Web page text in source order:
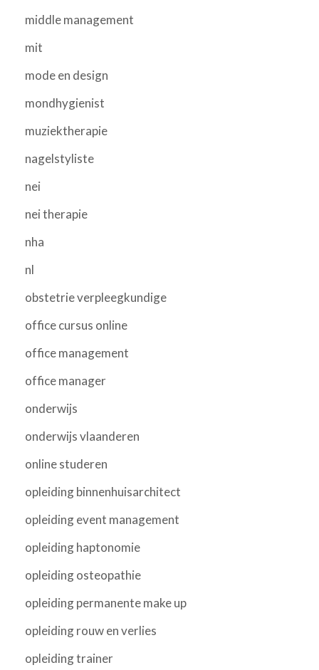
middle management
mit
mode en design
mondhygienist
muziektherapie
nagelstyliste
nei
nei therapie
nha
nl
obstetrie verpleegkundige
office cursus online
office management
office manager
onderwijs
onderwijs vlaanderen
online studeren
opleiding binnenhuisarchitect
opleiding event management
opleiding haptonomie
opleiding osteopathie
opleiding permanente make up
opleiding rouw en verlies
opleiding trainer